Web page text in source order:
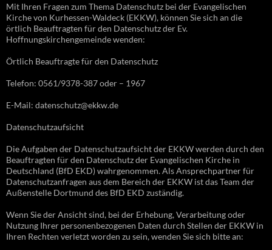
Mit Ihren Fragen zum Thema Datenschutz bei der Evangelischen
Kirche von Kurhessen-Waldeck (EKKW), können Sie sich an die
örtlich Beauftragten für den Datenschutz der Ev.
Hoffnungskirchengemeinde wenden:
Örtlich Beauftragte für den Datenschutz
Telefon: 0561/9378-387 oder – 1967
E-Mail: datenschutz@ekkw.de
Datenschutzaufsicht
Die Aufgaben der Datenschutzaufsicht der EKKW werden durch den
Beauftragten für den Datenschutz der Evangelischen Kirche in
Deutschland (BfD EKD) wahrgenommen. Als Ansprechpartner für
Datenschutzanfragen aus dem Bereich der EKKW ist das Team der
Außenstelle Dortmund des BfD EKD zuständig.
Wenn Sie der Ansicht sind, bei der Erhebung, Verarbeitung oder
Nutzung Ihrer personenbezogenen Daten durch Stellen der EKKW in
Ihren Rechten verletzt worden zu sein, wenden Sie sich bitte an: